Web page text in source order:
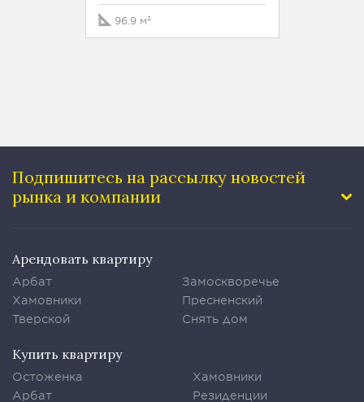
96.9 м²
Подпишитесь на рассылку новостей
рынка и компании
Арендовать квартиру
Арбат
Хамовники
Тверской
Замоскворечье
Пресненский
Снять дом
Купить квартиру
Остоженка
Арбат
Хамовники
Резиденции